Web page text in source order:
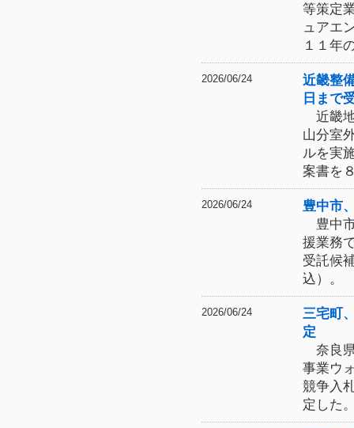
等策定
ュアエ
１１年
2026/06/24
近畿整
日まで
近畿
山分室
ルを実
案書を
2026/06/24
豊中市
豊中
援業務
受託候
込）。
2026/06/24
三宅町
定
奈良
事業ウ
競争入
定した